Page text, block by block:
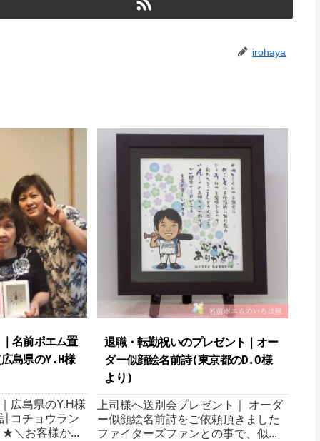
irohaya
名前ポエム置
島県のY.H様
広島県のY.H様
コチョウラン
★＼お客様か...
退職・転勤祝いのプレゼント｜オー
ダー似顔絵名前詩(東京都のD.O様
より)
上司様へ送別会プレゼント｜ オーダ
ー似顔絵名前詩をご依頼頂きました
ファイターズファンとの事で、似...